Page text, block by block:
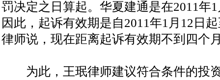
罚决定之日算起。华夏建通是在2011年
因此，起诉有效期是自2011年1月12日
律师说，现在距离起诉有效期不到四个
为此，王珉律师建议符合条件的投